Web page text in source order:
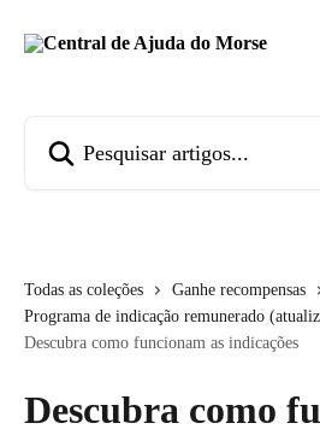
Todas as coleções
Ganhe recompensas
Programa de indicação remunerado
Descubra como funcionam as indicações
Descubra como